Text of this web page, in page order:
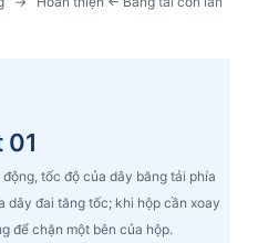
01
tốc độ của dây băng tải phía
dây đai tăng tốc; khi hộp cần xoay
để chặn một bên của hộp.